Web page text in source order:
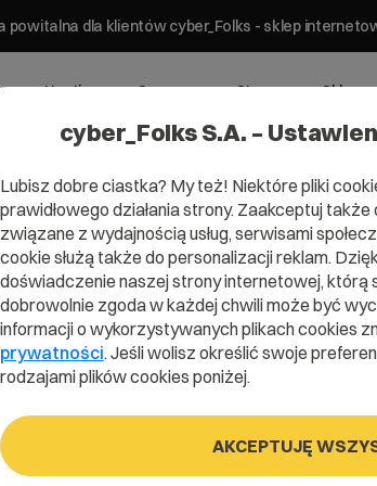
powitalna dla klientów cyber_Folks - sklep
Hosting Serwery Strony Sklepy
cyber_Folks S.A. –
Lubisz dobre ciastka? My też! Niektóre pliki
prawidłowego działania strony. Zaakceptuj
związane z wydajnością usług, serwisami
cookie służą także do personalizacji reklam.
doświadczenie naszej strony internetowej, którą
dobrowolnie zgoda w każdej chwili może być
informacji o wykorzystywanych plikach cookies
prywatności. Jeśli wolisz określić swoje
rodzajami plików cookies poniżej.
AKCEPTUJĘ